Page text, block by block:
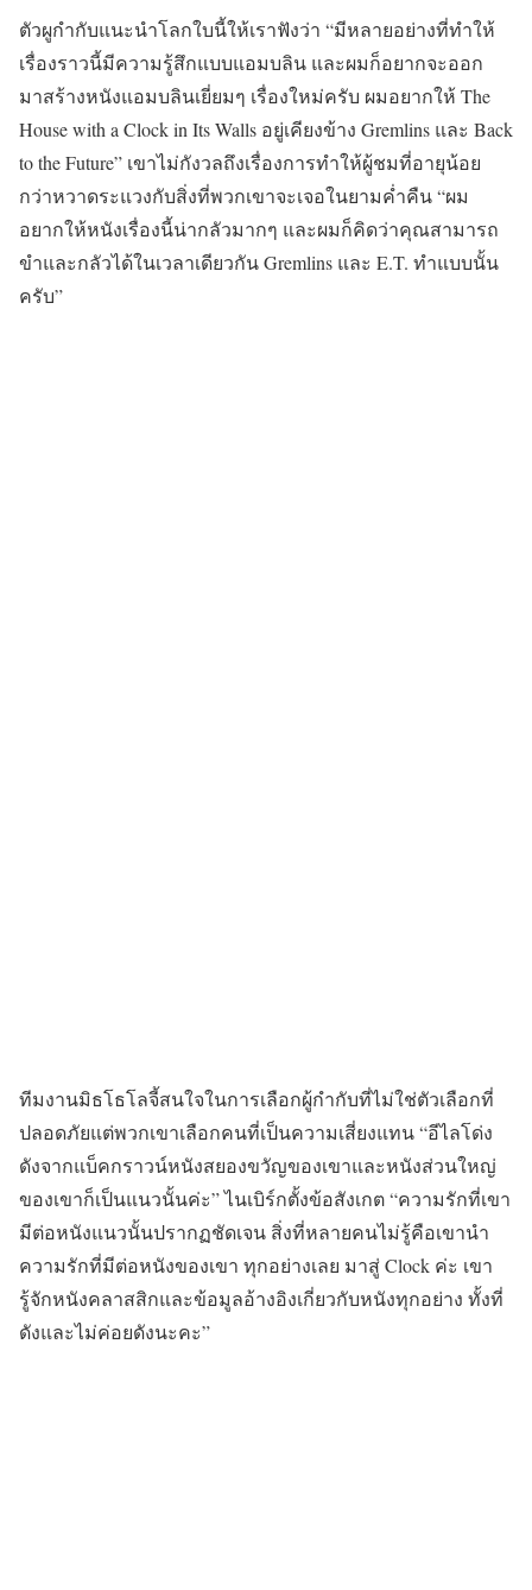
ตัวผูกำกับแนะนำโลกใบนี้ให้เราฟังว่า “มีหลายอย่างที่ทำให้
เรื่องราวนี้มีความรู้สึกแบบแอมบลิน และผมก็อยากจะออก
มาสร้างหนังแอมบลินเยี่ยมๆ เรื่องใหม่ครับ ผมอยากให้ The
House with a Clock in Its Walls อยู่เคียงข้าง Gremlins และ Back
to the Future” เขาไม่กังวลถึงเรื่องการทำให้ผู้ชมที่อายุน้อย
กว่าหวาดระแวงกับสิ่งที่พวกเขาจะเจอในยามค่ำคืน “ผม
อยากให้หนังเรื่องนี้น่ากลัวมากๆ และผมก็คิดว่าคุณสามารถ
ขำและกลัวได้ในเวลาเดียวกัน Gremlins และ E.T. ทำแบบนั้น
ครับ”
ทีมงานมิธโธโลจี้สนใจในการเลือกผู้กำกับที่ไม่ใช่ตัวเลือกที่
ปลอดภัยแต่พวกเขาเลือกคนที่เป็นความเสี่ยงแทน “อีไลโด่ง
ดังจากแบ็คกราวน์หนังสยองขวัญของเขาและหนังส่วนใหญ่
ของเขาก็เป็นแนวนั้นค่ะ” ไนเบิร์กตั้งข้อสังเกต “ความรักที่เขา
มีต่อหนังแนวนั้นปรากฏชัดเจน สิ่งที่หลายคนไม่รู้คือเขานำ
ความรักที่มีต่อหนังของเขา ทุกอย่างเลย มาสู่ Clock ค่ะ เขา
รู้จักหนังคลาสสิกและข้อมูลอ้างอิงเกี่ยวกับหนังทุกอย่าง ทั้งที่
ดังและไม่ค่อยดังนะคะ”